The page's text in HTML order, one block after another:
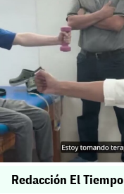
Redacción El Tiempo